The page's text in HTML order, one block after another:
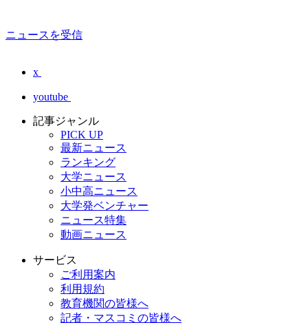
ニュースを受信
x
youtube
記事ジャンル
PICK UP
最新ニュース
ランキング
大学ニュース
小中高ニュース
大学発ベンチャー
ニュース特集
動画ニュース
サービス
ご利用案内
利用規約
教育機関の皆様へ
記者・マスコミの皆様へ